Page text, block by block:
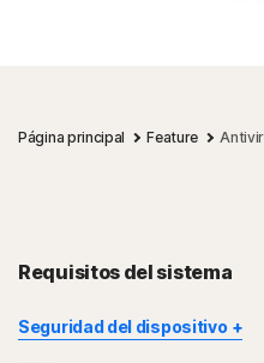
Página principal Feature
Requisitos del sistema
Seguridad del dispositivo